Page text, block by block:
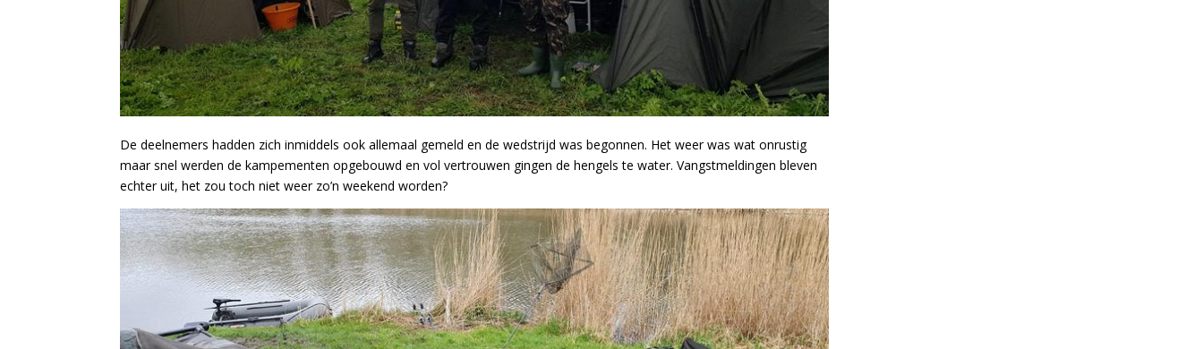
De deelnemers hadden zich inmiddels ook allemaal gemeld en de wedstrijd was begonnen. Het weer was wat onrustig
maar snel werden de kampementen opgebouwd en vol vertrouwen gingen de hengels te water. Vangstmeldingen bleven
echter uit, het zou toch niet weer zo’n weekend worden?